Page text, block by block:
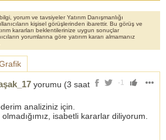
yorum ve tavsiyeler Yatırım Danışmanlığı
kişisel görüşlerinden ibarettir. Bu görüş ve
kararları beklentilerinize uygun sonuçlar
yorumlarına göre yatırım kararı almamanız
-1
yorumu (3 saat
analiziniz için.
isabetli kararlar diliyorum.